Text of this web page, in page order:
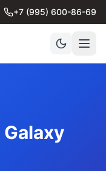
+7 (995) 600-86-69
Galaxy